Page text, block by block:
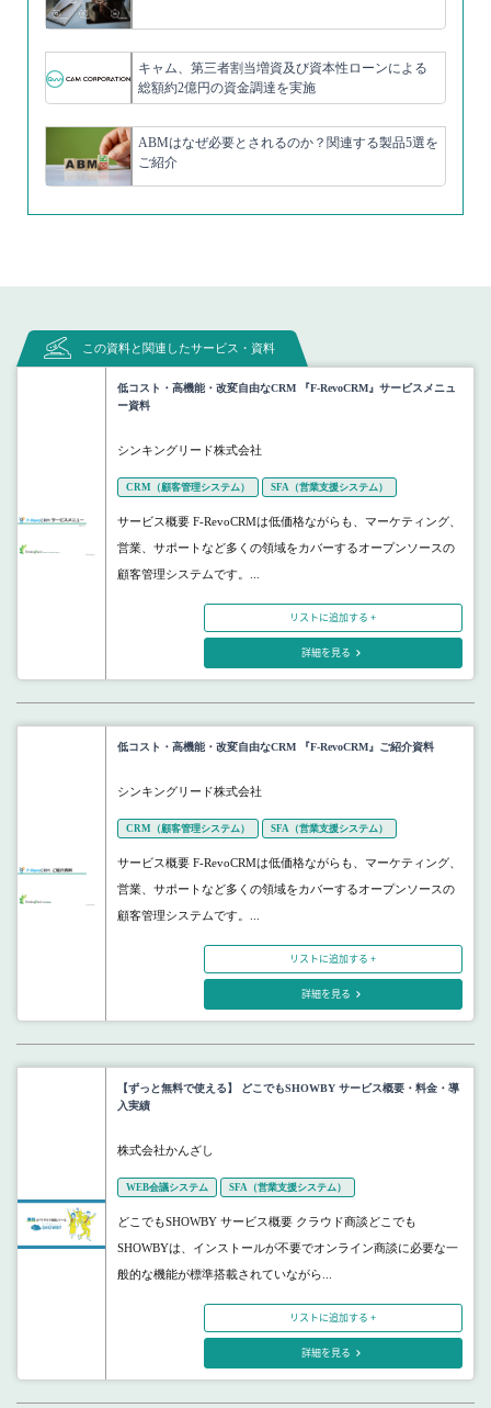
キャム、第三者割当増資及び資本性ローンによる
総額約2億円の資金調達を実施
ABMはなぜ必要とされるのか？関連する製品5選を
ご紹介
この資料と関連したサービス・資料
低コスト・高機能・改変自由なCRM 『F-RevoCRM』サービスメニュ
ー資料
シンキングリード株式会社
CRM（顧客管理システム） SFA（営業支援システム）
サービス概要 F-RevoCRMは低価格ながらも、マーケティング、
営業、サポートなど多くの領域をカバーするオープンソースの
顧客管理システムです。...
リストに追加する +
詳細を見る
低コスト・高機能・改変自由なCRM 『F-RevoCRM』ご紹介資料
シンキングリード株式会社
CRM（顧客管理システム） SFA（営業支援システム）
サービス概要 F-RevoCRMは低価格ながらも、マーケティング、
営業、サポートなど多くの領域をカバーするオープンソースの
顧客管理システムです。...
リストに追加する +
詳細を見る
【ずっと無料で使える】 どこでもSHOWBY サービス概要・料金・導
入実績
株式会社かんざし
WEB会議システム SFA（営業支援システム）
どこでもSHOWBY サービス概要 クラウド商談どこでも
SHOWBYは、インストールが不要でオンライン商談に必要な一
般的な機能が標準搭載されていながら...
リストに追加する +
詳細を見る